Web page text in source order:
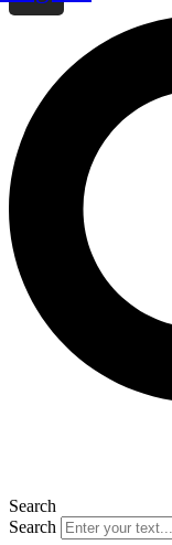
Search
Search